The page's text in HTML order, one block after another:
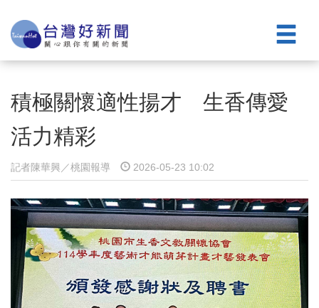
積極關懷適性揚才 生香傳愛
活力精彩
記者陳華興／桃園報導 2026-05-23 10:02